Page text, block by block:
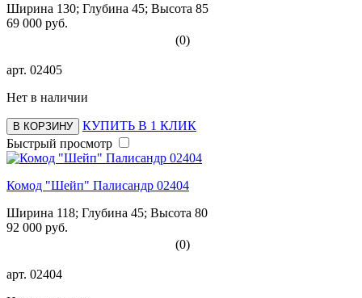
Ширина 130; Глубина 45; Высота 85
69 000 руб.
(0)
арт. 02405
Нет в наличии
В КОРЗИНУ
КУПИТЬ В 1 КЛИК
Быстрый просмотр
Комод "Шейп" Палисандр 02404
Ширина 118; Глубина 45; Высота 80
92 000 руб.
(0)
арт. 02404